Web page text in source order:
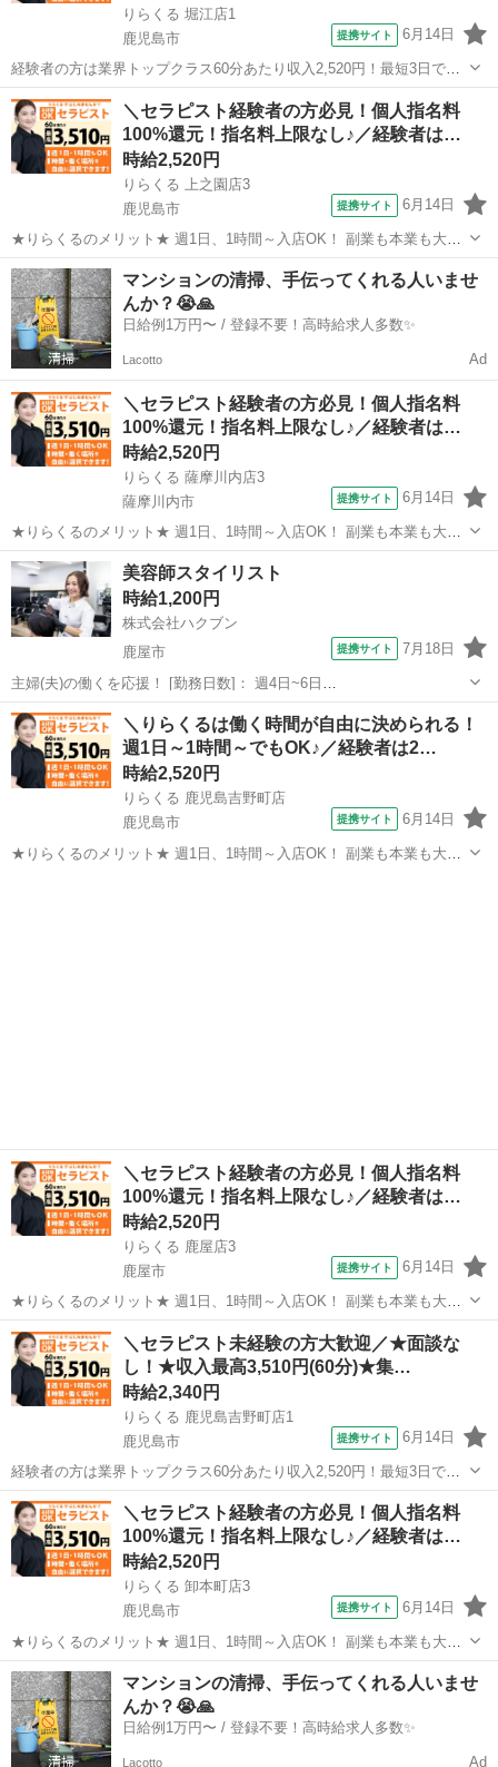
りらくる 堀江店1
鹿児島市
提携サイト 6月14日
経験者の方は業界トップクラス60分あたり収入2,520円！最短3日で入
店可 今の収入と環境に満足していますか？ 「もっと高い収入がほし
い」 「安定して稼ぎたい」 その悩み、すべて解決します！ ・全国ト
ップクラスの店舗数...
鹿児島 鹿児島市 セラピスト
＼セラピスト経験者の方必見！個人指名料
100%還元！指名料上限なし♪／経験者は…
時給2,520円
りらくる 上之園店3
鹿児島市
提携サイト 6月14日
★りらくるのメリット★ 週1日、1時間～入店OK！ 副業も本業も大歓
迎 りらくるはスマホ1つでカンタンに時間、日程、店舗を選べる「入
店エントリー制」で、 自分のスキマ時間で稼げて、本業・家庭・趣味
と両立しやすい♪ 全国の...
鹿児島 鹿児島市 セラピスト
マンションの清掃、手伝ってくれる人いませ
んか？😭🙏
日給例1万円〜 / 登録不要！高時給求人多数✨
Lacotto Ad
＼セラピスト経験者の方必見！個人指名料
100%還元！指名料上限なし♪／経験者は…
時給2,520円
りらくる 薩摩川内店3
薩摩川内市
提携サイト 6月14日
★りらくるのメリット★ 週1日、1時間～入店OK！ 副業も本業も大歓
迎 りらくるはスマホ1つでカンタンに時間、日程、店舗を選べる「入
店エントリー制」で、 自分のスキマ時間で稼げて、本業・家庭・趣味
と両立しやすい♪ 全国の...
鹿児島 薩摩川内市 セラピスト
美容師スタイリスト
時給1,200円
株式会社ハクブン
鹿屋市
提携サイト 7月18日
主婦(夫)の働くを応援！ [勤務日数]： 週4日~6日
09:30~12:30/10:30~14:30/13:00~16:00/15:00~18:00/09:30~18:00 月/
火/水/木/金/土/日 などから選べます ...
鹿児島 鹿屋市 美容師
＼りらくるは働く時間が自由に決められる！
週1日～1時間～でもOK♪／経験者は2…
時給2,520円
りらくる 鹿児島吉野町店
鹿児島市
提携サイト 6月14日
★りらくるのメリット★ 週1日、1時間～入店OK！ 副業も本業も大歓
＼セラピスト経験者の方必見！個人指名料
100%還元！指名料上限なし♪／経験者は…
時給2,520円
りらくる 鹿屋店3
鹿屋市
提携サイト 6月14日
★りらくるのメリット★ 週1日、1時間～入店OK！ 副業も本業も大歓
迎 りらくるはスマホ1つでカンタンに時間、日程、店舗を選べる「入
店エントリー制」で、 自分のスキマ時間で稼げて、本業・家庭・趣味
と両立しやすい♪ 全国の...
鹿児島 鹿屋市 セラピスト
＼セラピスト未経験の方大歓迎／★面談な
し！★収入最高3,510円(60分)★集…
時給2,340円
りらくる 鹿児島吉野町店1
鹿児島市
提携サイト 6月14日
経験者の方は業界トップクラス60分あたり収入2,520円！最短3日で入
店可 今の収入と環境に満足していますか？ 「もっと高い収入がほし
い」 「安定して稼ぎたい」 その悩み、すべて解決します！ ・全国ト
ップクラスの店舗数...
鹿児島 鹿児島市 セラピスト
＼セラピスト経験者の方必見！個人指名料
100%還元！指名料上限なし♪／経験者は…
時給2,520円
りらくる 卸本町店3
鹿児島市
提携サイト 6月14日
★りらくるのメリット★ 週1日、1時間～入店OK！ 副業も本業も大歓
迎 りらくるはスマホ1つでカンタンに時間、日程、店舗を選べる「入
店エントリー制」で、 自分のスキマ時間で稼げて、本業・家庭・趣味
と両立しやすい♪ 全国の...
鹿児島 鹿児島市 セラピスト
マンションの清掃、手伝ってくれる人いませ
んか？😭🙏
日給例1万円〜 / 登録不要！高時給求人多数✨
Lacotto Ad